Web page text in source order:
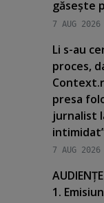
găseşte
7 AUG
Li s-au
proces,
presa
jurnalist
7 AUG
1.